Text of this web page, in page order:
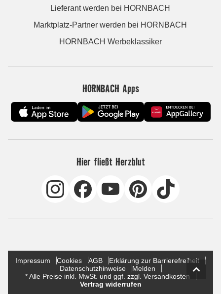
Lieferant werden bei HORNBACH
Marktplatz-Partner werden bei HORNBACH
HORNBACH Werbeklassiker
HORNBACH Apps
Hier fließt Herzblut
Impressum Cookies AGB
Erklärung zur Barrierefreiheit
Datenschutzhinweise
Melden
* Alle Preise inkl. MwSt. und ggf. zzgl. Versandkosten
Vertrag widerrufen